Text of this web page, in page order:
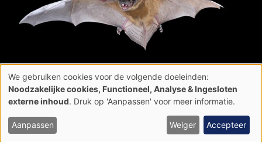
Rosse vleermuis
Gebruik
van
persoonsgegevens
cookies
We gebruiken cookies voor de volgende doeleinden:
Noodzakelijke cookies, Functioneel, Analyse & Ingesloten
externe inhoud. Druk op 'Aanpassen' voor meer informatie.
Aanpassen Weiger Accepteer